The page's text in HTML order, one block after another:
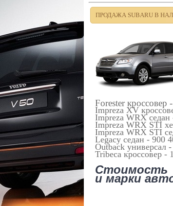
ПРОДАЖА SUBARU В
Forester
Impreza XV
Impreza WRX
Impreza WRX STI
Impreza WRX STI
Legacy седан - 900
Outback универсал
Tribeca кроссовер -
Стоимость
и марки